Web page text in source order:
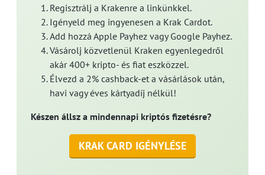
Regisztrálj a Krakenre a linkünkkel.
Igényeld meg ingyenesen a Krak Cardot.
Add hozzá Apple Payhez vagy Google Payhez.
Vásárolj közvetlenül Kraken egyenlegedről
akár 400+ kripto- és fiat eszközzel.
Élvezd a 2% cashback-et a vásárlások után,
havi vagy éves kártyadíj nélkül!
Készen állsz a mindennapi kriptós fizetésre?
KRAK CARD IGÉNYLÉSE